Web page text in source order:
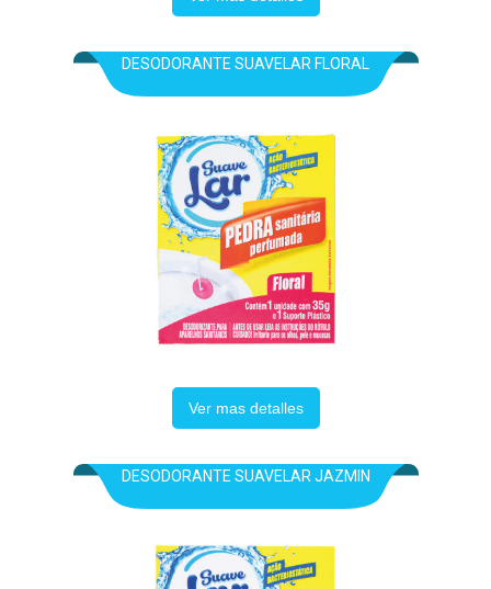
DESODORANTE SUAVELAR FLORAL
Ver mas detalles
DESODORANTE SUAVELAR JAZMIN